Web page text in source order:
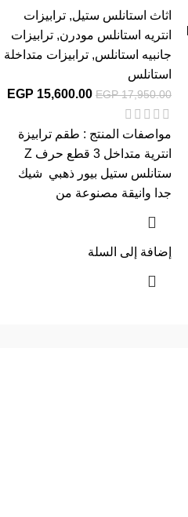
اثاث استانلس ستيل, ترابيزات
انتريه استانلس مودرن, ترابيزات
جانبيه استانلس, ترابيزات متداخلة
استانلس
EGP17,950.00
EGP 15,600.00
مواصفات المنتج : طقم ترابيزة
انترية متداخل 3 قطع حرف Z
ستانلس ستيل بيور ذهبي شيك
جدا وانيقة مصنوعة من
إضافة إلى السلة